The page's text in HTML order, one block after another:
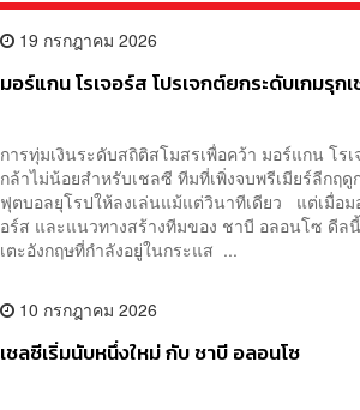
19 กรกฎาคม 2026
มอร์แกน โรเจอร์ส โปรเจกต์ยกระดับเกมรุก
การทุ่มเงินระดับสถิติสโมสรเพื่อคว้า มอร์แกน โร
กล้าไม่น้อยสำหรับเชลซี ทีมที่เพิ่งจบพรีเมียร์ลีกฤ
ฟุตบอลยุโรปให้ลงเล่นแม้แต่วินาทีเดียว แต่เมื่อม
อร์ส และแนวทางสร้างทีมของ ชาบี อลอนโซ ดีล
เตะอังกฤษที่กำลังอยู่ในกระแส ...
10 กรกฎาคม 2026
เชลซีเริ่มนับหนึ่งใหม่ กับ ชาบี อลอนโซ